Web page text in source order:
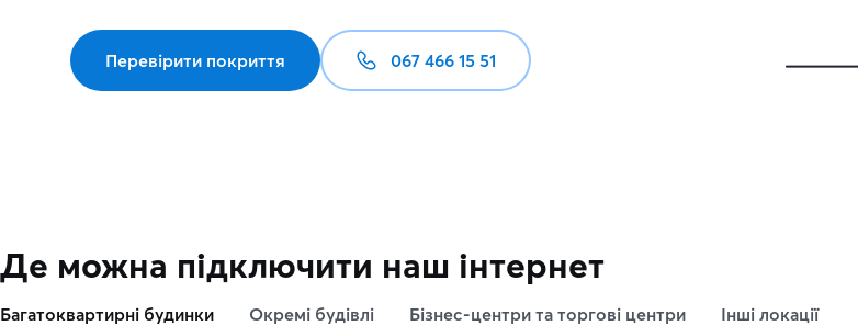
Перевірити покриття 067 466 15 51
Де можна підключити наш інтернет
Багатоквартирні будинки Окремі будівлі Бізнес-центри та торгові центри
Інші локації